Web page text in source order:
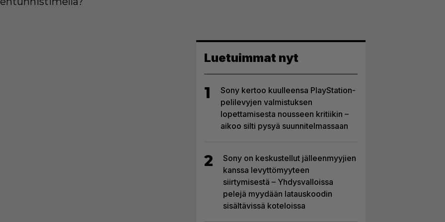
Luetuimmat nyt
1
Sony kertoo kuulleensa PlayStation-
pelilevyjen valmistuksen
lopettamisesta nousseen kritiikin –
aikoo silti pysyä suunnitelmassaan
2
Sony on keskustellut jälleenmyyjien
kanssa levyttömyyteen
siirtymisestä – Yhdysvalloissa
pelejä myydään latauskoodin
sisältävissä koteloissa